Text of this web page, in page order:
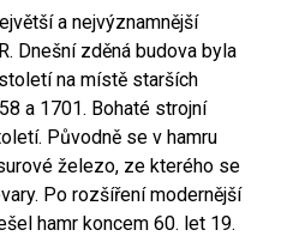
a nejvýznamnější
Dnešní zděná budova byla
na místě starších
a 1701. Bohaté strojní
Původně se v hamru
železo, ze kterého se
Po rozšíření modernější
hamr koncem 60. let 19.